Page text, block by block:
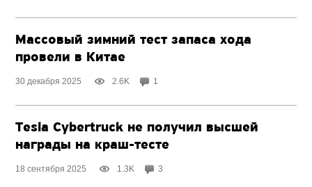
Массовый зимний тест запаса хода
провели в Китае
30 декабря 2025 2.6K 1
Tesla Cybertruck не получил высшей
награды на краш-тесте
18 сентября 2025 1.3K 3